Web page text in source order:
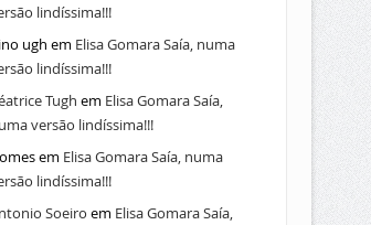
lindíssima!!!
ugh em Elisa Gomara Saía, numa
lindíssima!!!
Tugh em Elisa Gomara Saía,
versão lindíssima!!!
em Elisa Gomara Saía, numa
lindíssima!!!
Soeiro em Elisa Gomara Saía,